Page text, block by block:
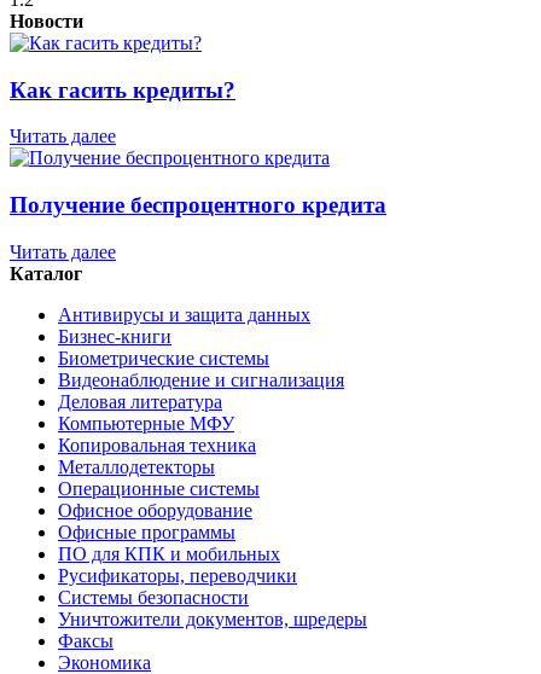
Новости
Как гасить кредиты?
Читать далее
Получение беспроцентного кредита
Читать далее
Каталог
Антивирусы и защита данных
Бизнес-книги
Биометрические системы
Видеонаблюдение и сигнализация
Деловая литература
Компьютерные МФУ
Копировальная техника
Металлодетекторы
Операционные системы
Офисное оборудование
Офисные программы
ПО для КПК и мобильных
Русификаторы, переводчики
Системы безопасности
Уничтожители документов, шредеры
Факсы
Экономика